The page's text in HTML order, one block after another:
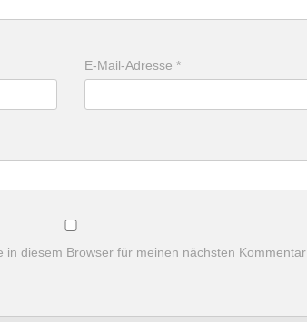
E-Mail-Adresse *
in diesem Browser für meinen nächsten Kommentar